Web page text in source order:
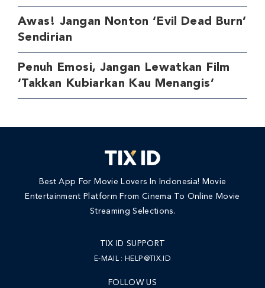
Awas! Jangan Nonton ‘Evil Dead Burn’
Sendirian
Penuh Emosi, Jangan Lewatkan Film
‘Takkan Kubiarkan Kau Menangis’
Best App For Movie Lovers In Indonesia! Movie
Entertainment Platform From Cinema To Online Movie
Streaming Selections.
TIX ID SUPPORT
E-MAIL : HELP@TIX.ID
FOLLOW US